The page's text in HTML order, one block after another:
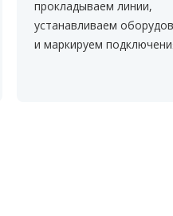
прокладываем линии,
устанавливаем
и маркируем